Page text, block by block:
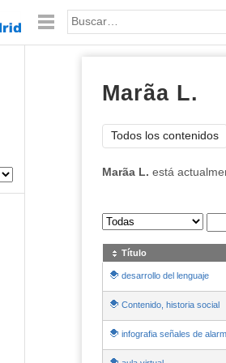
Palabra o frase:
Marã­a L.
Todos los contenidos
Marã­a L. está
Sus archivos
Título
desarrollo del lenguaje
Contenido, historia social
infografia señales de